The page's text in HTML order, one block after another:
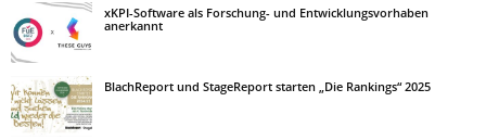
xKPI-Software als Forschung- und Entwicklungsvorhaben
anerkannt
BlachReport und StageReport starten „Die Rankings“ 2025